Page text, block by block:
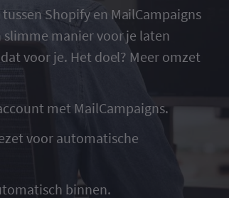
Shopify en MailCampaigns
manier voor je laten
voor je. Het doel? Meer omzet
met MailCampaigns.
voor automatische
binnen.